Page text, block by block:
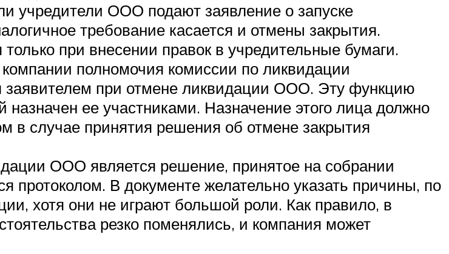
учредители ООО подают заявление о запуске
требование касается и отмены закрытия.
при внесении правок в учредительные бумаги.
полномочия комиссии по ликвидации
заявителем при отмене ликвидации ООО. Эту функцию
назначен ее участниками. Назначение этого лица должно
в случае принятия решения об отмене закрытия
ООО является решение, принятое на собрании
протоколом. В документе желательно указать причины, по
хотя они не играют большой роли. Как правило, в
резко поменялись, и компания может